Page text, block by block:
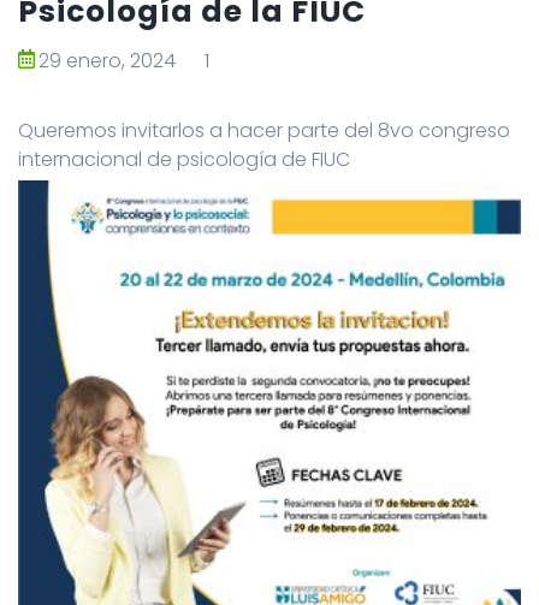
Psicología de la FIUC
29 enero, 2024 1
Queremos invitarlos a hacer parte del 8vo congreso
internacional de psicología de FIUC